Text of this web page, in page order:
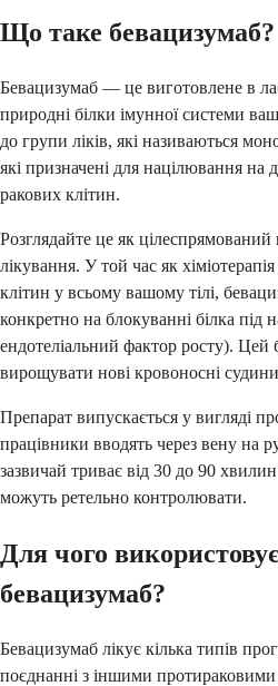
Що таке бевацизумаб?
Бевацизумаб — це виготовлене в
природні білки імунної системи
до групи ліків, які називаються
які призначені для націлювання на
ракових клітин.
Розглядайте це як
лікування. У той час як
клітин у всьому вашому тілі,
конкретно на блокуванні білка
ендотеліальний фактор росту). Цей
вирощувати нові кровоносні
Препарат випускається у вигляді
працівники вводять через вену на
зазвичай триває від 30 до 90
можуть ретельно контролювати.
Для чого
бевацизумаб?
Бевацизумаб лікує кілька типів
поєднанні з іншими